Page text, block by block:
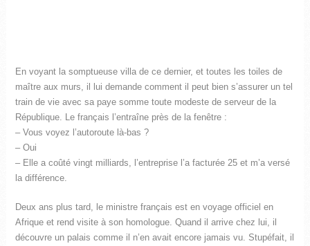
En voyant la somptueuse villa de ce dernier, et toutes les toiles de
maître aux murs, il lui demande comment il peut bien s’assurer un tel
train de vie avec sa paye somme toute modeste de serveur de la
République. Le français l’entraîne près de la fenêtre :
– Vous voyez l’autoroute là-bas ?
– Oui
– Elle a coûté vingt milliards, l’entreprise l’a facturée 25 et m’a versé
la différence.
Deux ans plus tard, le ministre français est en voyage officiel en
Afrique et rend visite à son homologue. Quand il arrive chez lui, il
découvre un palais comme il n’en avait encore jamais vu. Stupéfait, il